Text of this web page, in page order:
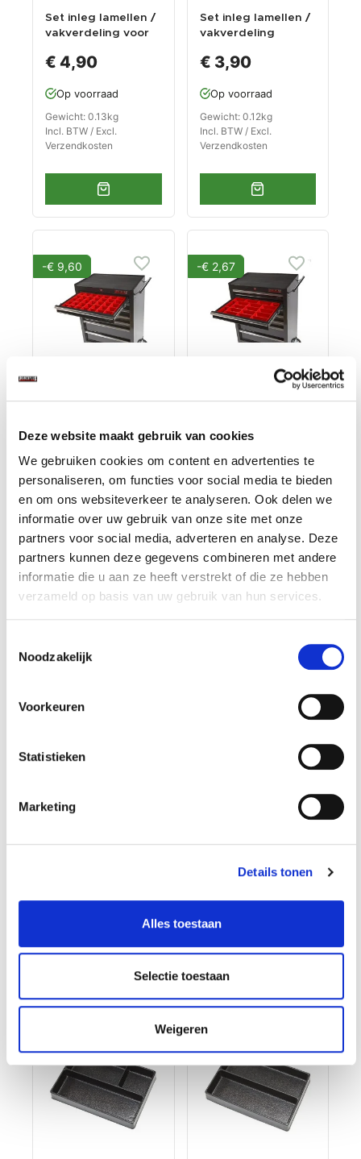
Deze website maakt gebruik van cookies
We gebruiken cookies om content en advertenties te
personaliseren, om functies voor social media te bieden
en om ons websiteverkeer te analyseren. Ook delen we
informatie over uw gebruik van onze site met onze
partners voor social media, adverteren en analyse. Deze
partners kunnen deze gegevens combineren met andere
informatie die u aan ze heeft verstrekt of die ze hebben
verzameld op basis van uw gebruik van hun services.
Noodzakelijk
Voorkeuren
Statistieken
Marketing
Details tonen
Alles toestaan
Selectie toestaan
Weigeren
Set inleg lamellen /
vakverdeling voor
€ 4,90
Op voorraad
Gewicht: 0.13kg
Incl. BTW / Excl.
Verzendkosten
Set inleg lamellen /
vakverdeling
€ 3,90
Op voorraad
Gewicht: 0.12kg
Incl. BTW / Excl.
Verzendkosten
-€ 9,60
€ 59,55
€ 49,95
Op voorraad
Incl. BTW / Excl.
Verzendkosten
-€ 2,67
Lade gevuld met
€ 37,62
€ 34,95
Op voorraad
Gewicht: 0.88kg
Incl. BTW / Excl.
Verzendkosten
-€ 2,13
rode kunststof
bakken type 3
€ 28,95
Gewicht: 0.78kg
vakverdeling 560 x
n
Incl. BTW / Excl.